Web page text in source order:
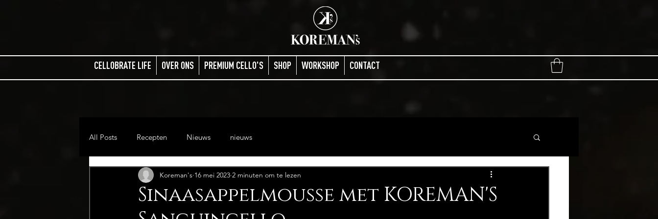
CELLOBRATE LIFE OVER ONS PREMIUM CELLO'S SHOP WORKSHOP CONTACT
All Posts Recepten Nieuws nieuws
Sinaasappelmousse met KOREMAN'S
Koreman's 16 mei 2023 2 minuten om te lezen